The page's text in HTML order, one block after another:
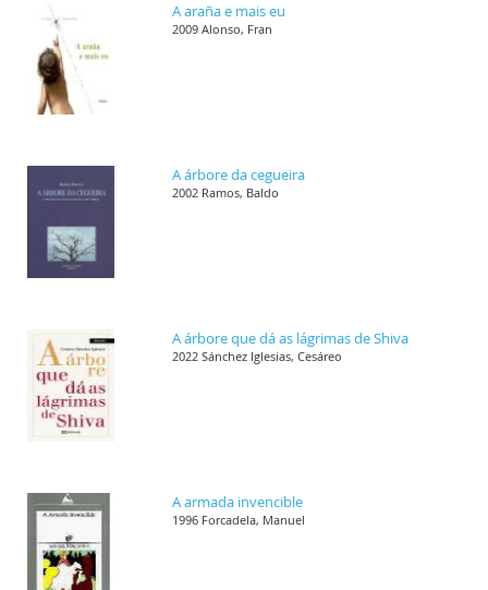
A araña e mais eu
2009 Alonso, Fran
A árbore da cegueira
2002 Ramos, Baldo
A árbore que dá as lágrimas de Shiva
2022 Sánchez Iglesias, Cesáreo
A armada invencible
1996 Forcadela, Manuel